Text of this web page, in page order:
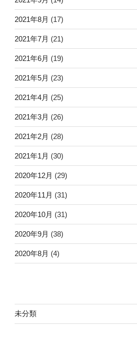
2021年8月 (17)
2021年7月 (21)
2021年6月 (19)
2021年5月 (23)
2021年4月 (25)
2021年3月 (26)
2021年2月 (28)
2021年1月 (30)
2020年12月 (29)
2020年11月 (31)
2020年10月 (31)
2020年9月 (38)
2020年8月 (4)
未分類